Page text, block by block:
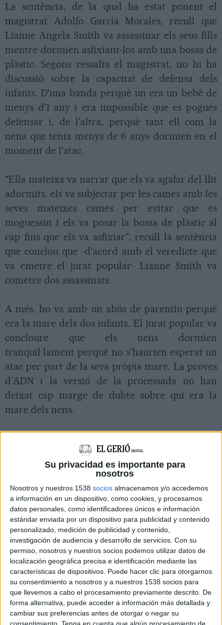
Su privacidad es importante para
nosotros
Nosotros y nuestros 1538 socios almacenamos y/o accedemos
a información en un dispositivo, como cookies, y procesamos
datos personales, como identificadores únicos e información
estándar enviada por un dispositivo para publicidad y contenido
personalizado, medición de publicidad y contenido,
investigación de audiencia y desarrollo de servicios. Con su
permiso, nosotros y nuestros socios podemos utilizar datos de
localización geográfica precisa e identificación mediante las
características de dispositivos. Puede hacer clic para otorgarnos
su consentimiento a nosotros y a nuestros 1538 socios para
que llevemos a cabo el procesamiento previamente descrito. De
forma alternativa, puede acceder a información más detallada y
cambiar sus preferencias antes de otorgar o negar su
consentimiento. Tenga en cuenta que algún procesamiento de
La sentència, de la qual ha estat ponent el
magistrat Adolfo García Morales, recull que
Lianne Angela Smith va assassinar els seus fills
mentre dormien asfixiant-los amb una bossa de
plàstic. Segons ressalta el magistrat, no hi ha
discussió sobre la capacitat de defensa dels
infants. D'una banda perquè un era un bebè de
menys d'1 any i era impossible que es pogués
defensar i, de l'altra, perquè tant ell com la
nena que tenia menys de 6 anys dormien en el
moment de l'atac.
"Ella mateixa va narrar que els va agafar del llit
adormits, els va subjectar per les cames amb les
seves mateixes cames per evitar que es
moguessin i els va posar la bossa de plàstic al
cap fins que els va asfixiar", recull la sentència
que conclou que -d'acord amb el veredicte que
va emetre el jurat popular- Lianne Smith va
cometre dos assassinats.
A més, ho va amb un abús de parentiu perquè
era la mare dels dos infants. El jurat popular va
concloure que els nens dormien
tranquil·lament perquè no s'haurien esperat un
atac per part de la seva pròpia mare. La proves
d'ADN i la versió de la processada no han
deixat cap marge de dubte sobre qui era la
mare dels nens.
La sentència també recull els dos factors que,
condemna. D'una banda, té en compte que
després de cometre els crims, Lianne Smith va
anar a la recepció de l'hotel i va demanar que
avisessin la policia i els serveis mèdics. A nivell
jurídic, és un atenuant de confessió. La defensa
de la parricida, encapçalada per la lletrada
Jennifer Lahoz, va considerar que la
col·laboració de la mare va ser clau per
resoldre el cas i, per això, demanava que fos un